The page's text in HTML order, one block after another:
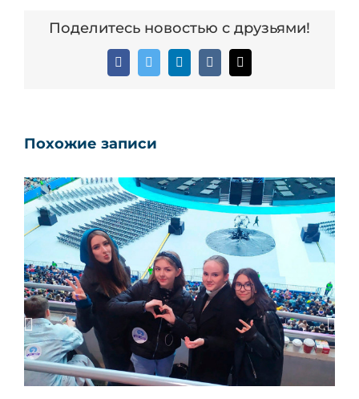
Поделитесь новостью с друзьями!
FacebookTwitterLinkedIn
Vk Email
Похожие записи